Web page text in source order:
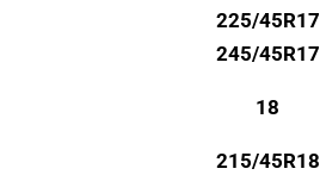
225/45R17
245/45R17
18
215/45R18